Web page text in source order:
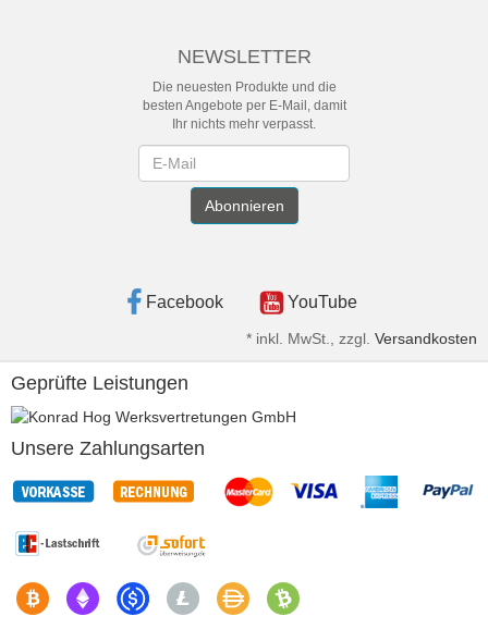
NEWSLETTER
Die neuesten Produkte und die
besten Angebote per E-Mail, damit
Ihr nichts mehr verpasst.
Abonnieren
Facebook YouTube
* inkl. MwSt., zzgl. Versandkosten
Geprüfte Leistungen
Unsere Zahlungsarten